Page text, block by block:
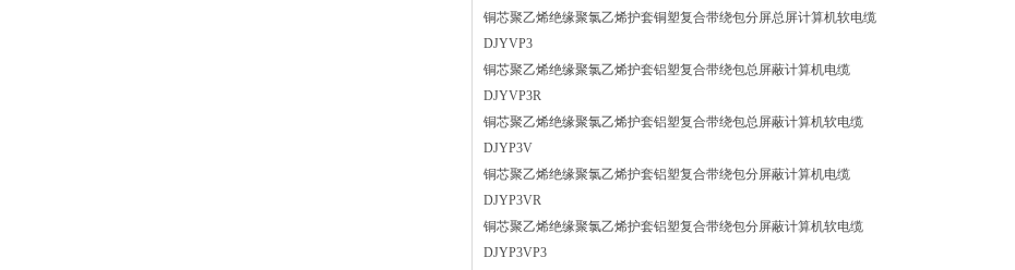
铜芯聚乙烯绝缘聚氯乙烯护套铜塑复合带绕包分屏总屏计算机软电缆
DJYVP3
铜芯聚乙烯绝缘聚氯乙烯护套铝塑复合带绕包总屏蔽计算机电缆
DJYVP3R
铜芯聚乙烯绝缘聚氯乙烯护套铝塑复合带绕包总屏蔽计算机软电缆
DJYP3V
铜芯聚乙烯绝缘聚氯乙烯护套铝塑复合带绕包分屏蔽计算机电缆
DJYP3VR
铜芯聚乙烯绝缘聚氯乙烯护套铝塑复合带绕包分屏蔽计算机软电缆
DJYP3VP3